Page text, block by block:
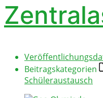
Beitragskategorien
Schüleraustausch